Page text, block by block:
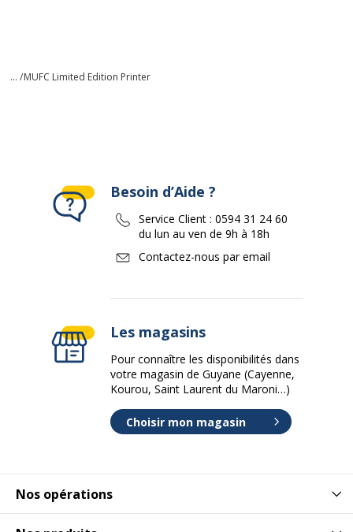
... /MUFC Limited Edition Printer
Nos opérations
Besoin d’Aide ?
Service Client : 0594 31 24 60
du lun au ven de 9h à 18h
Contactez-nous par email
Les magasins
Pour connaître les disponibilités dans
votre magasin de Guyane (Cayenne,
Kourou, Saint Laurent du Maroni…)
Choisir mon magasin